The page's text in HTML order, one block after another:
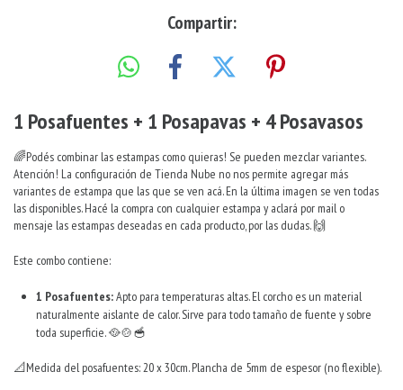
Compartir:
1 Posafuentes + 1 Posapavas + 4 Posavasos
🌈Podés combinar las estampas como quieras! Se pueden mezclar variantes.
Atención! La configuración de Tienda Nube no nos permite agregar más
variantes de estampa que las que se ven acá. En la última imagen se ven todas
las disponibles. Hacé la compra con cualquier estampa y aclará por mail o
mensaje las estampas deseadas en cada producto, por las dudas. 🙌
Este combo contiene:
1 Posafuentes:Apto para temperaturas altas. El corcho es un material
naturalmente aislante de calor. Sirve para todo tamaño de fuente y sobre
toda superficie. 🥘🍲🥣
📐Medida del posafuentes: 20 x 30cm. Plancha de 5mm de espesor (no flexible).